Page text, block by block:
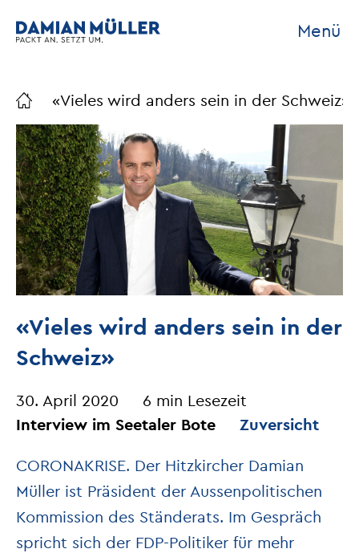
Menü
«Vieles wird anders sein in der Schweiz»
«Vieles wird anders sein in der
Schweiz»
30. April 2020
6 min Lesezeit
Interview im Seetaler Bote
Zuversicht
CORONAKRISE. Der Hitzkircher Damian
Müller ist Präsident der Aussenpolitischen
Kommission des Ständerats. Im Gespräch
spricht sich der FDP-Politiker für mehr